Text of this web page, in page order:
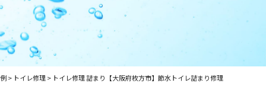
> トイレ修理> トイレ修理 詰まり【大阪府枚方市】節水トイレ詰まり修理